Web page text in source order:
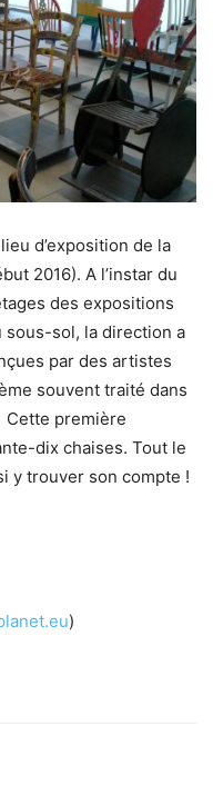
d’exposition de la
2016). A l’instar du
des expositions
sous-sol, la direction a
par des artistes
souvent traité dans
Cette première
dix chaises. Tout le
y trouver son compte !
)